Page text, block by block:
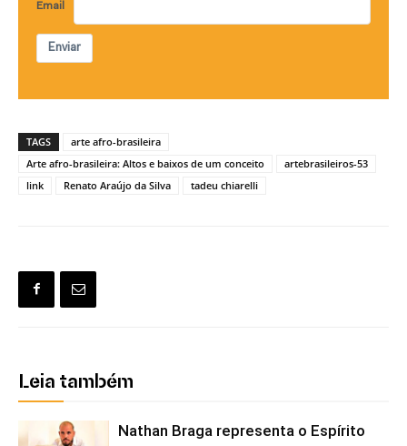
Email
Enviar
TAGS
arte afro-brasileira
Arte afro-brasileira: Altos e baixos de um conceito
artebrasileiros-53
link
Renato Araújo da Silva tadeu chiarelli
Leia também
Nathan Braga representa o Espírito